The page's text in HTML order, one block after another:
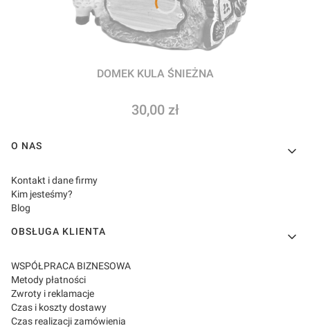
DOMEK KULA ŚNIEŻNA
Cena
30,00 zł
Linki w stopce
O NAS
Kontakt i dane firmy
Kim jesteśmy?
Blog
OBSŁUGA KLIENTA
WSPÓŁPRACA BIZNESOWA
Metody płatności
Zwroty i reklamacje
Czas i koszty dostawy
Czas realizacji zamówienia